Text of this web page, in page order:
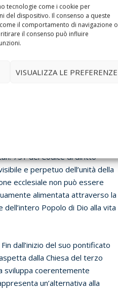
tecnologie come i cookie per
del dispositivo. Il consenso a queste
il comportamento di navigazione o
il consenso può influire
VISUALIZZA LE PREFERENZE
alternativo capace di
e questa linea della
sul terreno della comunione,
Papa Francesco ne ha
riguarda il contenuto della
la comunione ecclesiale deve
differenze di stile.
751 del Codice di diritto
e perpetuo dell’unità della
ecclesiale non può essere
alimentata attraverso la
Popolo di Dio alla vita
dall’inizio del suo pontificato
dalla Chiesa del terzo
sviluppa coerentemente
un’alternativa alla